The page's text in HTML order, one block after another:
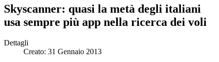
Skyscanner: quasi la metà degli italiani
usa sempre più app nella ricerca dei voli
Dettagli
Creato: 31 Gennaio 2013